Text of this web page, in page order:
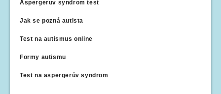
Aspergeruv syndrom test
Jak se pozná autista
Test na autismus online
Formy autismu
Test na aspergerův syndrom